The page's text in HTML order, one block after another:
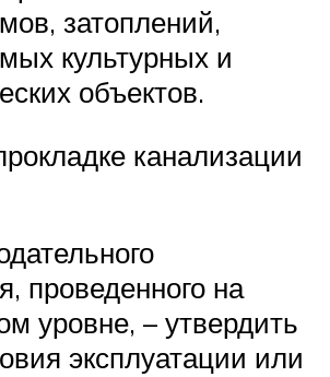
затоплений,
культурных и
объектов.
канализации
проведенного на
уровне, – утвердить
эксплуатации или